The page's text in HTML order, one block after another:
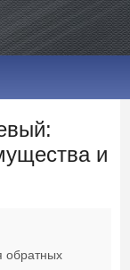
и
обратных